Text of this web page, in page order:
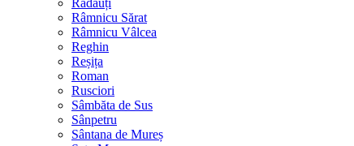
Rădăuți
Râmnicu Sărat
Râmnicu Vâlcea
Reghin
Reșița
Roman
Rusciori
Sâmbăta de Sus
Sânpetru
Sântana de Mureș